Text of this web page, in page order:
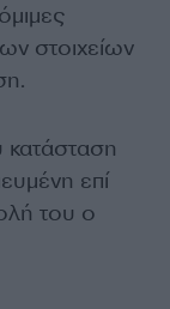
στοιχείων
κατάσταση
επί
του ο